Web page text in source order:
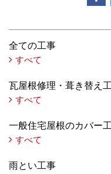
全ての工事
すべて
瓦屋根修理・葺き替え
すべて
一般住宅屋根のカバー
すべて
雨とい工事